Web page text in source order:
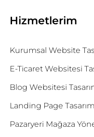
Hizmetlerim
Kurumsal Website
E-Ticaret Websitesi
Blog Websitesi
Landing Page
Pazaryeri Mağaza